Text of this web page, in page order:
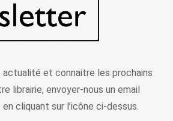
actualité et connaitre les prochains
librairie, envoyer-nous un email
cliquant sur l’icône ci-dessus.